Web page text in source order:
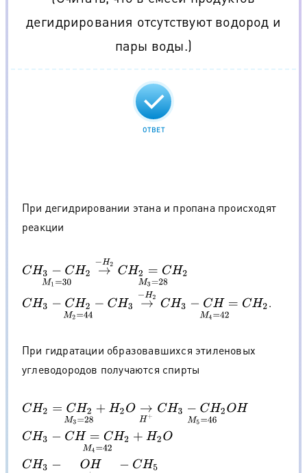
дегидрирования отсутствуют водород и
пары воды.)
ОТВЕТ
При дегидрировании этана и пропана происходят
реакции
CH3− 2M1= 30→− H2CH H2M3
CH3− 2−CH =44→ −H2C H3−C H2M 42 .
При гидратации образовавшихся этиленовых
углеводородов получаются спирты
CH2= CH 2+H2O M3 =28→H+C H3−CH 2O HM5=46
CH3− CH =CH2 +H 2OM4= 42
CH3− OH M6=60 оп анол−